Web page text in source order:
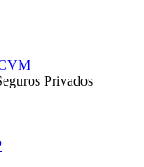
Privados